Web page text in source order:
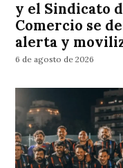
y el Sindicato
Comercio se
alerta y
6 de agosto de 2026